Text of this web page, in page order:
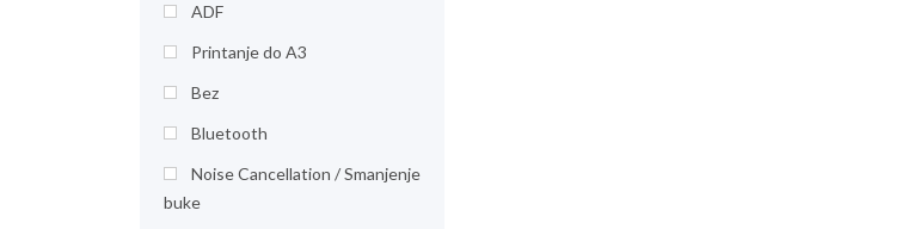
ADF
Printanje do A3
Bez
Bluetooth
Noise Cancellation / Smanjenje
buke